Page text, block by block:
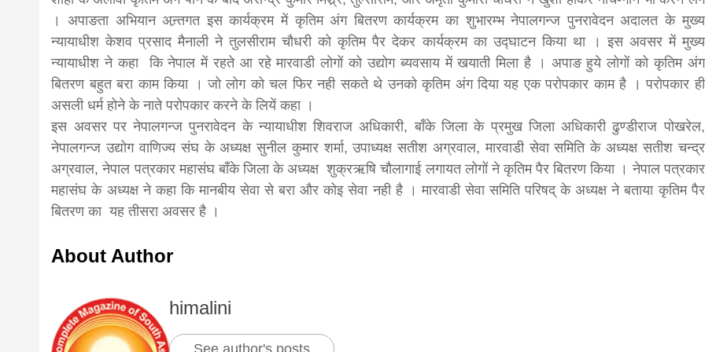
। अपाङता अभियान अन्र्तगत इस कार्यक्रम में कृतिम अंग बितरण कार्यक्रम का शुभारम्भ नेपालगन्ज पुनरावेदन अदालत के मुख्य
न्यायाधीश केशव प्रसाद मैनाली ने तुलसीराम चौधरी को कृतिम पैर देकर कार्यक्रम का उद्घाटन किया था । इस अवसर में मुख्य
न्यायाधीश ने कहा कि नेपाल में रहते आ रहे मारवाडी लोगों को उद्योग ब्यवसाय में खयाती मिला है । अपाङ हुये लोगों को कृतिम अंग
बितरण बहुत बरा काम किया । जो लोग को चल फिर नही सकते थे उनको कृतिम अंग दिया यह एक परोपकार काम है । परोपकार ही
असली धर्म होने के नाते परोपकार करने के लियें कहा ।
इस अवसर पर नेपालगन्ज पुनरावेदन के न्यायाधीश शिवराज अधिकारी, बाँके जिला के प्रमुख जिला अधिकारी ढुण्डीराज पोखरेल,
नेपालगन्ज उद्योग वाणिज्य संघ के अध्यक्ष सुनील कुमार शर्मा, उपाध्यक्ष सतीश अग्रवाल, मारवाडी सेवा समिति के अध्यक्ष सतीश चन्द्र
अग्रवाल, नेपाल पत्रकार महासंघ बाँके जिला के अध्यक्ष शुक्रऋषि चौलागाई लगायत लोगों ने कृतिम पैर बितरण किया । नेपाल पत्रकार
महासंघ के अध्यक्ष ने कहा कि मानबीय सेवा से बरा और कोइ सेवा नही है । मारवाडी सेवा समिति परिषद् के अध्यक्ष ने बताया कृतिम पैर
बितरण का यह तीसरा अवसर है ।
About Author
himalini
बड़े अंतर से जीत हासिल करुँंगी –रेणु दाहाल
6 months ago